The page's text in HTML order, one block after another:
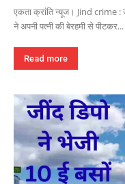
एकता क्रांति न्यूज। Jind crime
ने अपनी पत्नी की बेरहमी से पीटकर...
Read more